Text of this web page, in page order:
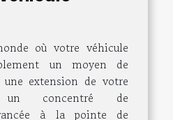
où votre véhicule
un moyen de
extension de votre
un concentré de
à la pointe de